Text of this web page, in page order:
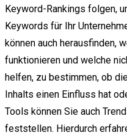
Keyword-Rankings folgen,
Keywords für Ihr
können auch herausfinden,
funktionieren und welche
helfen, zu bestimmen, ob
Inhalts einen Einfluss hat
Tools können Sie auch
feststellen. Hierdurch